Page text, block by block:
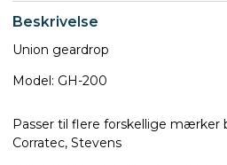
Beskrivelse
Union geardrop
Model: GH-200
Passer til flere forskellige mærker
Corratec, Stevens